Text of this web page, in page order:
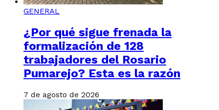
GENERAL
¿Por qué sigue frenada la
formalización de 128
trabajadores del Rosario
Pumarejo? Esta es la razón
7 de agosto de 2026